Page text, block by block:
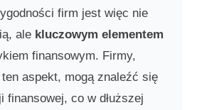
firm jest więc nie
ale kluczowym elementem
finansowym. Firmy,
aspekt, mogą znaleźć się
finansowej, co w dłuższej